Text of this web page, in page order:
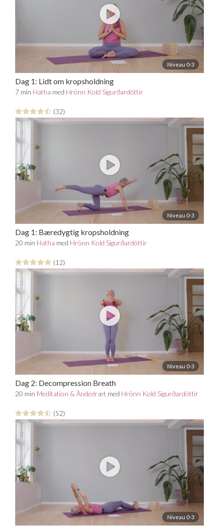
Niveau 0-3
Dag 1: Lidt om kropsholdning
7 min Hatha med Hrönn Kold Sigurðardóttir
(32)
Niveau 0-3
Dag 1: Bæredygtig kropsholdning
20 min Hatha med Hrönn Kold Sigurðardóttir
(12)
Niveau 0-3
Dag 2: Decompression Breath
20 min Meditation & Åndedræt med Hrönn Kold Sigurðardóttir
(52)
Niveau 0-3